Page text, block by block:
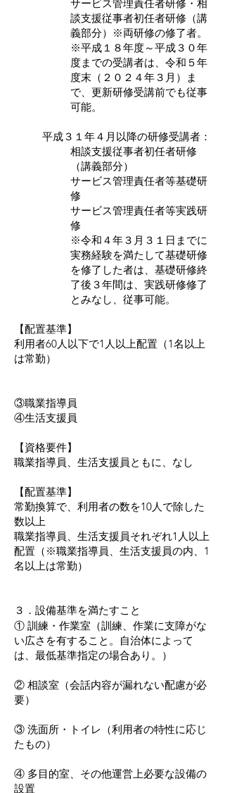
サービス管理責任者研修・相
談支援従事者初任者研修（講
義部分）※両研修の修了者。
※平成１８年度～平成３０年
度までの受講者は、令和５年
度末（２０２４年３月）ま
で、更新研修受講前でも従事
可能。
平成３１年４月以降の研修受講者：
相談支援従事者初任者研修
（講義部分）
サービス管理責任者等基礎研
修
サービス管理責任者等実践研
修
※令和４年３月３１日までに
実務経験を満たして基礎研修
を修了した者は、基礎研修終
了後３年間は、実践研修修了
とみなし、従事可能。
【配置基準】
利用者60人以下で1人以上配置（1名以上
は常勤）
③職業指導員
④生活支援員
【資格要件】
職業指導員、生活支援員ともに、なし
【配置基準】
常勤換算で、利用者の数を10人で除した
数以上
職業指導員、生活支援員それぞれ1人以上
配置（※職業指導員、生活支援員の内、1
名以上は常勤）
３．設備基準を満たすこと
① 訓練・作業室（訓練、作業に支障がな
い広さを有すること。自治体によって
は、最低基準指定の場合あり。）
② 相談室（会話内容が漏れない配慮が必
要）
③ 洗面所・トイレ（利用者の特性に応じ
たもの）
④ 多目的室、その他運営上必要な設備の
設置